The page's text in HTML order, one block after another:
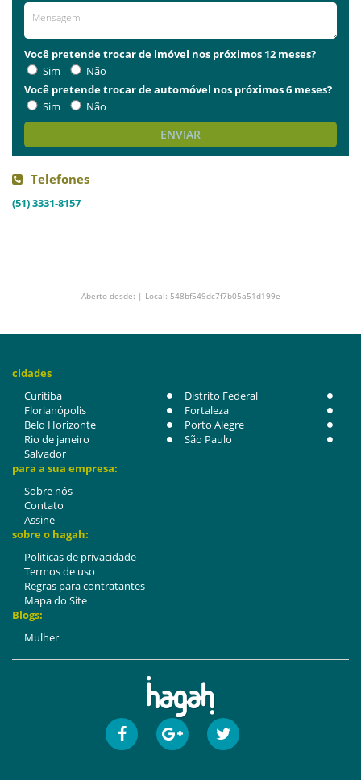
Você pretende trocar de imóvel nos próximos 12 meses?
Sim
Não
Você pretende trocar de automóvel nos próximos 6 meses?
Sim
Não
ENVIAR
Telefones
(51) 3331-8157
Aberto desde: | Local: 548bf549dc7f7b05a51d199e
cidades
Curitiba
Distrito Federal
Florianópolis
Fortaleza
Belo Horizonte
Porto Alegre
Rio de janeiro
São Paulo
Salvador
para a sua empresa:
Sobre nós
Contato
Assine
sobre o hagah:
Politicas de privacidade
Termos de uso
Regras para contratantes
Mapa do Site
Blogs:
Mulher